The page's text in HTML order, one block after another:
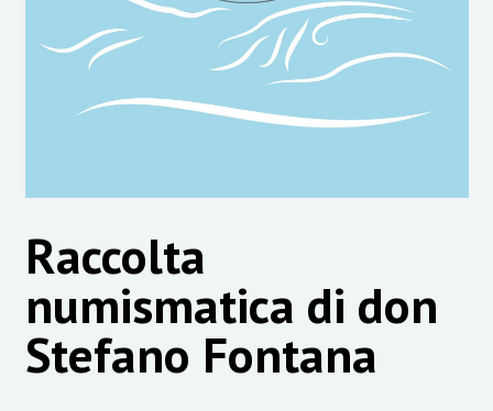
Raccolta
numismatica di don
Stefano Fontana